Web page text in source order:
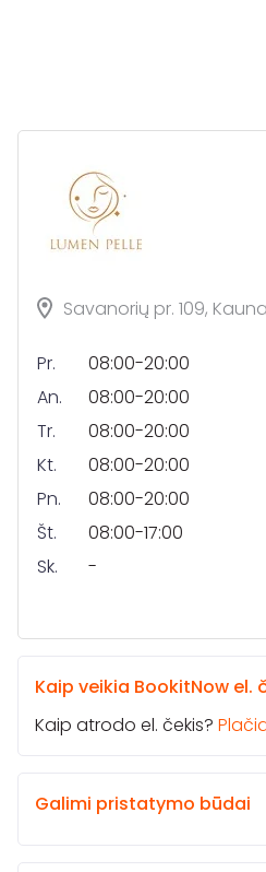
Savanorių pr. 109,
Pr.
08:00-20:00
An.
08:00-20:00
Tr.
08:00-20:00
Kt.
08:00-20:00
Pn.
08:00-20:00
Št.
08:00-17:00
Sk.
-
Kaip veikia BookitNow el.
Kaip atrodo el. čekis?
Galimi pristatymo būdai